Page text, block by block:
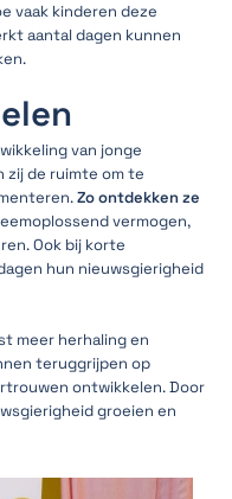
vaak kinderen deze
aantal dagen kunnen
van jonge
zij de ruimte om te
Zo ontdekken ze
vermogen,
Ook bij korte
hun nieuwsgierigheid
meer herhaling en
teruggrijpen op
ontwikkelen. Door
groeien en